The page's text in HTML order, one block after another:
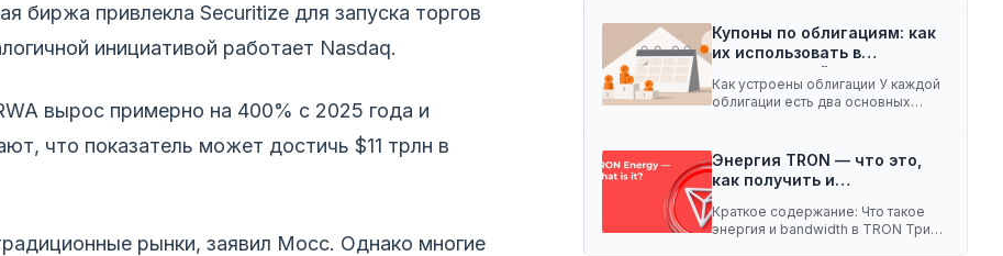
биржа привлекла Securitize для запуска торгов
инициативой работает Nasdaq.
вырос примерно на 400% с 2025 года и
что показатель может достичь $11 трлн в
рынки, заявил Мосс. Однако многие
Купоны по облигациям: как
их использовать в
долгосрочной…
Как устроены облигации У каждой
облигации есть два основных
Энергия TRON — что это,
как получить и…
Краткое содержание: Что такое
энергия и bandwidth в TRON Три